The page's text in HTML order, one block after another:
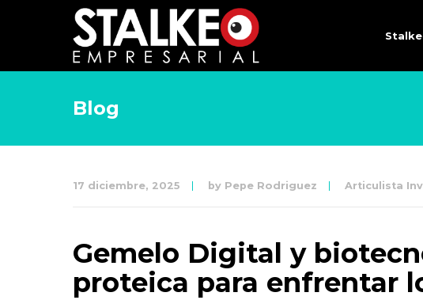
Blog
17 diciembre, 2025 by Pepe Rodriguez Articulista
Gemelo Digital y
proteica para enfrentar